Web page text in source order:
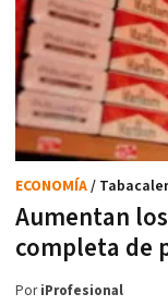
Aumentan
completa de
ECONOMÍA/
PoriProfesional